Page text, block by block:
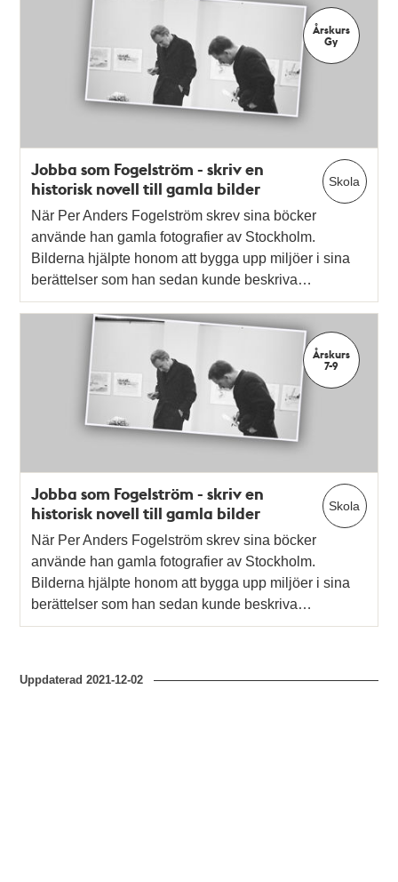
Årskurs
Gy
Skola
Jobba som Fogelström - skriv en
historisk novell till gamla bilder
När Per Anders Fogelström skrev sina böcker
använde han gamla fotografier av Stockholm.
Bilderna hjälpte honom att bygga upp miljöer i sina
berättelser som han sedan kunde beskriva…
Årskurs
7-9
Skola
Jobba som Fogelström - skriv en
historisk novell till gamla bilder
När Per Anders Fogelström skrev sina böcker
använde han gamla fotografier av Stockholm.
Bilderna hjälpte honom att bygga upp miljöer i sina
berättelser som han sedan kunde beskriva…
Uppdaterad2021-12-02